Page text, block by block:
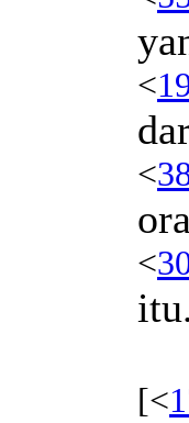
<
<
<
itu.
[<